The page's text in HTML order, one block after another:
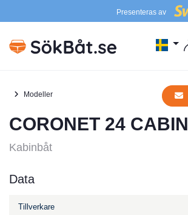
Presenteras av
Modeller
CORONET 24 CABIN
Kabinbåt
Data
Tillverkare